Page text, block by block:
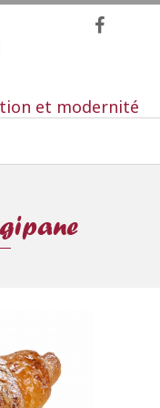
et modernité